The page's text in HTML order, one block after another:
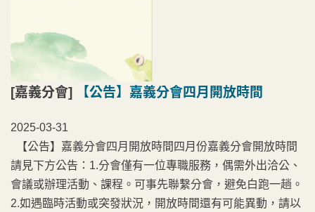
[嘉義分會] 【公告】嘉義分會四月開放時間
2025-03-31
【公告】嘉義分會四月開放時間四月份嘉義分會開放時間
請見下方公告：1.分會僅有一位專職服務，偶需外出洽公、
會議或辦理活動、課程。可事先聯繫分會，避免白跑一趟。
2.如遇臨時活動或突發狀況，開放時間還有可能異動，請以